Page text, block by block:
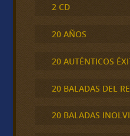
2 CD
20 AÑOS
20 AUTÉNTICOS
20 BALADAS DEL
20 BALADAS